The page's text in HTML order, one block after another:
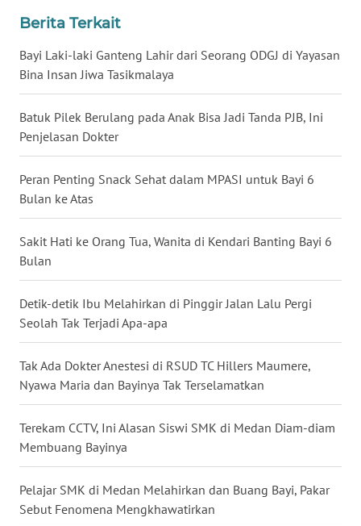
Berita Terkait
Bayi Laki-laki Ganteng Lahir dari Seorang ODGJ di Yayasan
Bina Insan Jiwa Tasikmalaya
Batuk Pilek Berulang pada Anak Bisa Jadi Tanda PJB, Ini
Penjelasan Dokter
Peran Penting Snack Sehat dalam MPASI untuk Bayi 6
Bulan ke Atas
Sakit Hati ke Orang Tua, Wanita di Kendari Banting Bayi 6
Bulan
Detik-detik Ibu Melahirkan di Pinggir Jalan Lalu Pergi
Seolah Tak Terjadi Apa-apa
Tak Ada Dokter Anestesi di RSUD TC Hillers Maumere,
Nyawa Maria dan Bayinya Tak Terselamatkan
Terekam CCTV, Ini Alasan Siswi SMK di Medan Diam-diam
Membuang Bayinya
Pelajar SMK di Medan Melahirkan dan Buang Bayi, Pakar
Sebut Fenomena Mengkhawatirkan
WN
WN
WN
SUMSEL
WN
BENGKULU
WN
LAMPUNG
WN
JATENG
WN
WN
WN
JATIM